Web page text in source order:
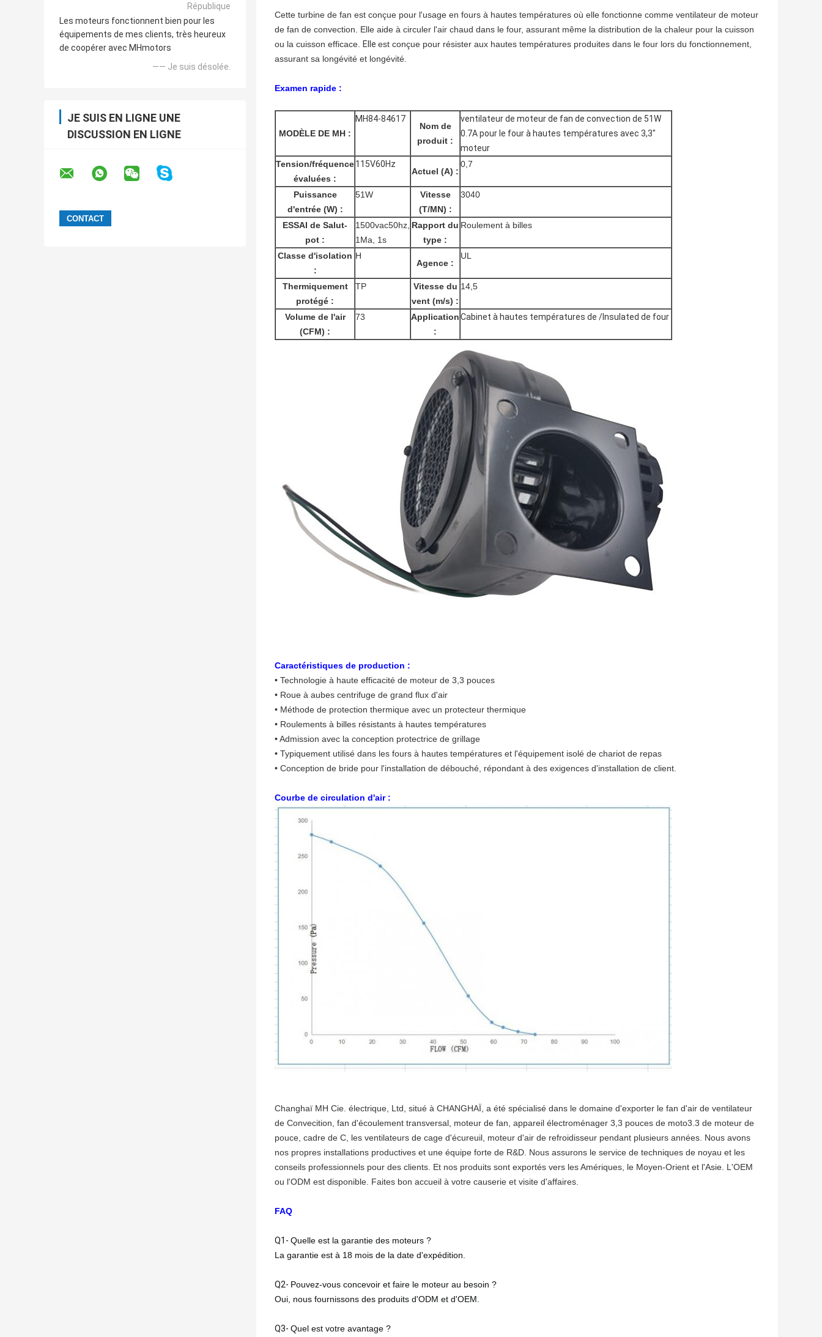
République
Les moteurs fonctionnent bien pour les
équipements de mes clients, très heureux
de coopérer avec MHmotors
—— Je suis désolée.
JE SUIS EN LIGNE UNE
DISCUSSION EN LIGNE
Cette turbine de fan est conçue pour l'usage en fours à hautes températures où elle fonctionne comme ventilateur de moteur
de fan de convection. Elle aide à circuler l'air chaud dans le four, assurant même la distribution de la chaleur pour la cuisson
ou la cuisson efficace. Elle est conçue pour résister aux hautes températures produites dans le four lors du fonctionnement,
assurant sa longévité et longévité.
Examen rapide :
MODÈLE DE MH :
MH84-84617
Nom de
produit :
ventilateur de moteur de fan de convection de 51W
0.7A pour le four à hautes températures avec 3,3"
moteur
Tension/fréquence
évaluées :
115V60Hz
Actuel (A) :
0,7
Puissance
d'entrée (W) :
51W
Vitesse
(T/MN) :
3040
ESSAI de Salut-
pot :
1500vac50hz,
1Ma, 1s
Rapport du
type :
Roulement à billes
Classe d'isolation
:
H
Agence :
UL
Thermiquement
protégé :
TP
Vitesse du
vent (m/s) :
14,5
Volume de l'air
(CFM) :
73
Application
:
Cabinet à hautes températures de /Insulated de four
Caractéristiques de production :
• Technologie à haute efficacité de moteur de 3,3 pouces
• Roue à aubes centrifuge de grand flux d'air
• Méthode de protection thermique avec un protecteur thermique
• Roulements à billes résistants à hautes températures
• Admission avec la conception protectrice de grillage
• Typiquement utilisé dans les fours à hautes températures et l'équipement isolé de chariot de repas
• Conception de bride pour l'installation de débouché, répondant à des exigences d'installation de client.
Courbe de circulation d'air :
Changhaï MH Cie. électrique, Ltd, situé à CHANGHAÏ, a été spécialisé dans le domaine d'exporter le fan d'air de ventilateur
de Convecition, fan d'écoulement transversal, moteur de fan, appareil électroménager 3,3 pouces de moto3.3 de moteur de
pouce, cadre de C, les ventilateurs de cage d'écureuil, moteur d'air de refroidisseur pendant plusieurs années. Nous avons
nos propres installations productives et une équipe forte de R&D. Nous assurons le service de techniques de noyau et les
conseils professionnels pour des clients. Et nos produits sont exportés vers les Amériques, le Moyen-Orient et l'Asie. L'OEM
ou l'ODM est disponible. Faites bon accueil à votre causerie et visite d'affaires.
FAQ
Q1- Quelle est la garantie des moteurs ?
La garantie est à 18 mois de la date d'expédition.
Q2- Pouvez-vous concevoir et faire le moteur au besoin ?
Oui, nous fournissons des produits d'ODM et d'OEM.
Q3- Quel est votre avantage ?